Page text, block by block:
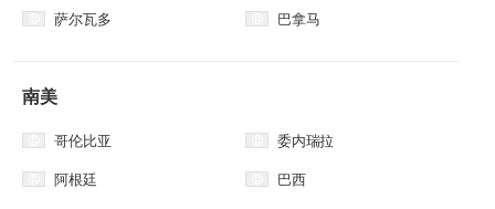
萨尔瓦多 巴拿马
​南美
哥伦比亚 委内瑞拉
阿根廷 巴西